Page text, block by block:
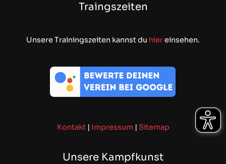
Traingszeiten
Unsere Trainingszeiten kannst du hiereinsehen.
Kontakt | Impressum | Sitemap
Unsere Kampfkunst